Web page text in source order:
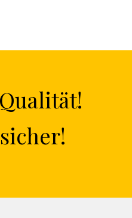
sicher!